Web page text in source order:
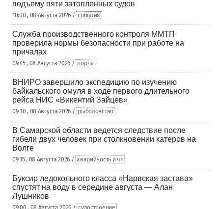
подъему пяти затопленных судов
10:00 , 08 Августа 2026 / события
Служба производственного контроля ММТП
проверила нормы безопасности при работе на
причалах
09:45 , 08 Августа 2026 / порты
ВНИРО завершило экспедицию по изучению
байкальского омуля в ходе первого длительного
рейса НИС «Викентий Зайцев»
09:30 , 08 Августа 2026 / рыболовство
В Самарской области ведется следствие после
гибели двух человек при столкновении катеров на
Волге
09:15 , 08 Августа 2026 / аварийность и чп
Буксир ледокольного класса «Нарвская застава»
спустят на воду в середине августа — Алан
Лушников
09:00 , 08 Августа 2026 / судостроение